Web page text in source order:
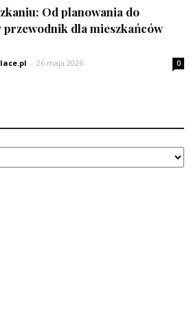
Od planowania do
dla mieszkańców
- 26 maja 2026 0